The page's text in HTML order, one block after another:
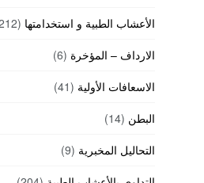
الأعشاب الطبية و استخدامتها (212)
الارداف – المؤخرة (6)
الاسعافات الأولية (41)
البطن (14)
التحاليل المخبرية (9)